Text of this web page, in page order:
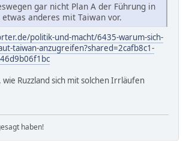
gar nicht Plan A der Führung in
etwas anderes mit Taiwan vor.
politik-und-macht/6435-warum-sich-
taiwan-anzugreifen?shared=2cafb8c1-
wie Ruzzland sich mit solchen Irrläufen
haben!